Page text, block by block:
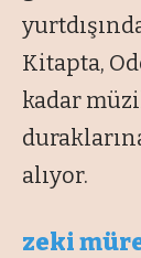
Kitapta,
kadar
alıyor.
zeki